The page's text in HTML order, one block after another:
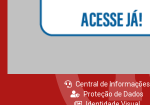
Central de Informações
Proteção de Dados